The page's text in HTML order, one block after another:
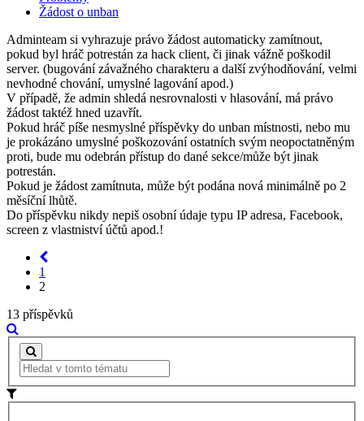
Žádost o unban
Adminteam si vyhrazuje právo žádost automaticky zamítnout,
pokud byl hráč potrestán za hack client, či jinak vážně poškodil
server. (bugování závažného charakteru a další zvýhodňování, velmi
nevhodné chování, umyslné lagování apod.)
V případě, že admin shledá nesrovnalosti v hlasování, má právo
žádost taktéž hned uzavřít.
Pokud hráč píše nesmyslné příspěvky do unban místnosti, nebo mu
je prokázáno umyslné poškozování ostatních svým neopoctatněným
proti, bude mu odebrán přístup do dané sekce/může být jinak
potrestán.
Pokud je žádost zamítnuta, může být podána nová minimálně po 2
měsíční lhůtě.
Do příspěvku nikdy nepiš osobní údaje typu IP adresa, Facebook,
screen z vlastniství účtů apod.!
1
2
13 příspěvků